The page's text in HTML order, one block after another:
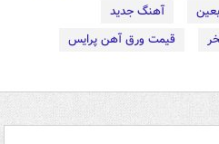
آهنگ جدید
قیمت ورق آهن پرایس